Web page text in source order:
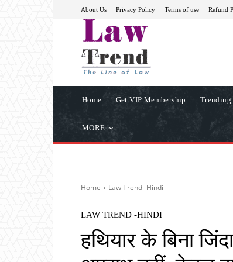
About Us Privacy Policy Terms of use Refund
Home Get VIP Membership Trending
MORE
Home Law Trend -Hindi
LAW TREND -HINDI
हथियार के बिना